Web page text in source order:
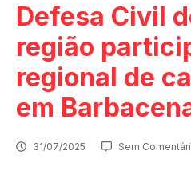
Defesa Civil
região
regional de
em
31/07/2025 Sem